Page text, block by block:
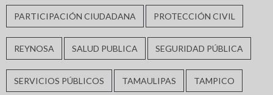
PARTICIPACIÓN CIUDADANA PROTECCIÓN CIVIL
REYNOSA SALUD PUBLICA SEGURIDAD PÚBLICA
SERVICIOS PÚBLICOS TAMAULIPAS TAMPICO